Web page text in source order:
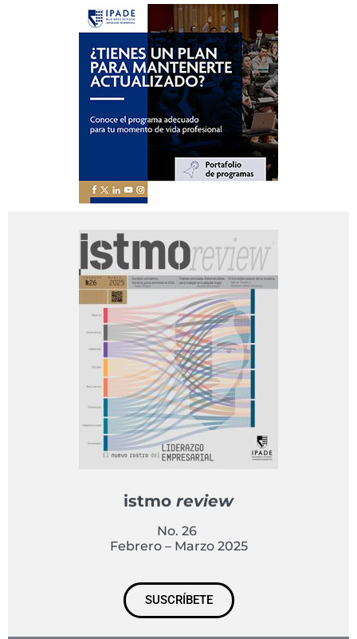
istmo review
No. 26
Febrero – Marzo 2025
SUSCRÍBETE